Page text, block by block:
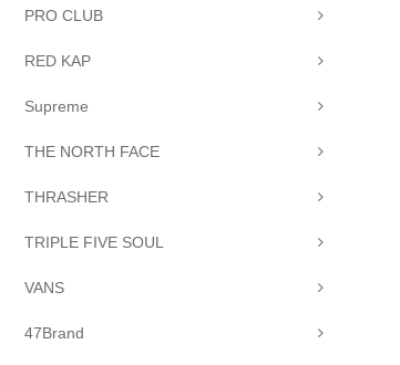
PRO CLUB
RED KAP
Supreme
THE NORTH FACE
THRASHER
TRIPLE FIVE SOUL
VANS
47Brand